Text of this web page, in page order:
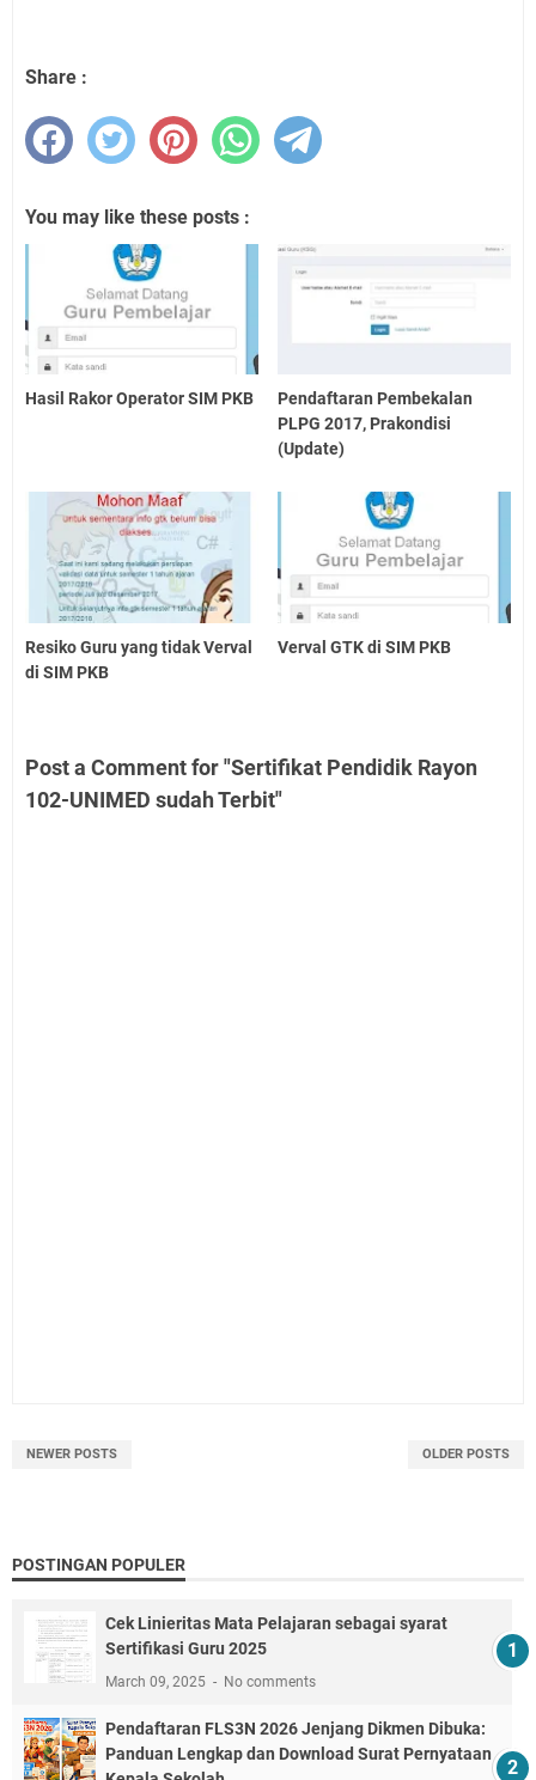
Share :
You may like these posts :
Hasil Rakor Operator SIM PKB
Pendaftaran Pembekalan
PLPG 2017, Prakondisi
(Update)
Resiko Guru yang tidak Verval
di SIM PKB
Verval GTK di SIM PKB
Post a Comment for "Sertifikat Pendidik Rayon
102-UNIMED sudah Terbit"
NEWER POSTS OLDER POSTS
POSTINGAN POPULER
Cek Linieritas Mata Pelajaran sebagai syarat
Sertifikasi Guru 2025
March 09, 2025 No comments
Pendaftaran FLS3N 2026 Jenjang Dikmen Dibuka:
Panduan Lengkap dan Download Surat Pernyataan